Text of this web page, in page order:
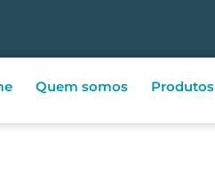
Quem somos Produtos